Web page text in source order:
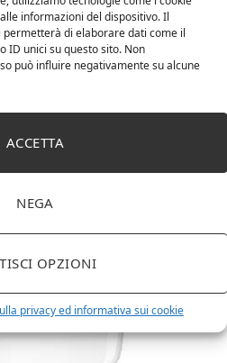
informazioni del dispositivo. Il
di elaborare dati come il
ID unici su questo sito. Non
può influire negativamente su alcune
ACCETTA
NEGA
OPZIONI
privacy ed informativa sui cookie
Libreria, 35 x 114 x 78 cm
precedenza